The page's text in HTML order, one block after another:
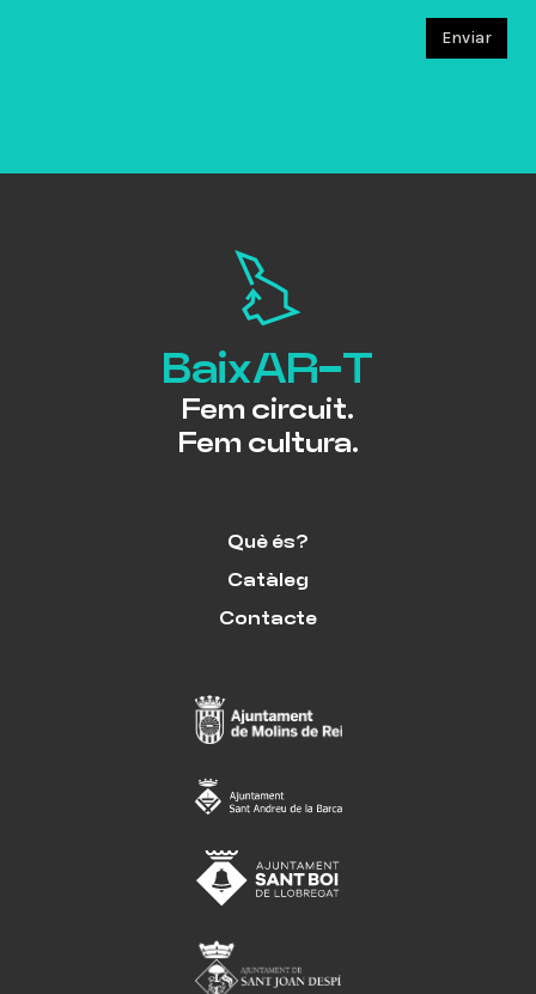
Enviar
BaixAR-T
Fem circuit.
Fem cultura.
Què és?
Catàleg
Contacte